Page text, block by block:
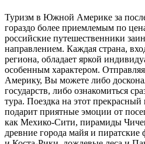
Туризм в Южной Америке за
гораздо более приемлемым по
российские путешественники
направлением. Каждая страна,
региона, обладает яркой
особенным характером.
Америку, Вы можете либо
государств, либо ознакомиться
тура. Поездка на этот прекрасный
подарит приятные эмоции от
как Мехико-Сити, пирамиды
древние города майя и